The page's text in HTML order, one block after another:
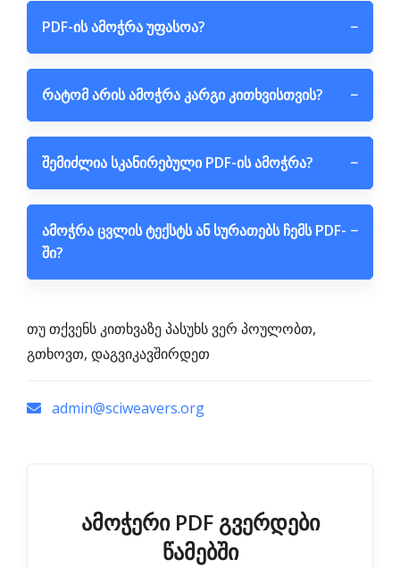
PDF-ის ამოჭრა უფასოა? −
რატომ არის ამოჭრა კარგი კითხვისთვის? −
შემიძლია სკანირებული PDF-ის ამოჭრა? −
ამოჭრა ცვლის ტექსტს ან სურათებს ჩემს PDF-
ში?
−
თუ თქვენს კითხვაზე პასუხს ვერ პოულობთ,
გთხოვთ, დაგვიკავშირდეთ
admin@sciweavers.org
ამოჭერი PDF გვერდები
წამებში